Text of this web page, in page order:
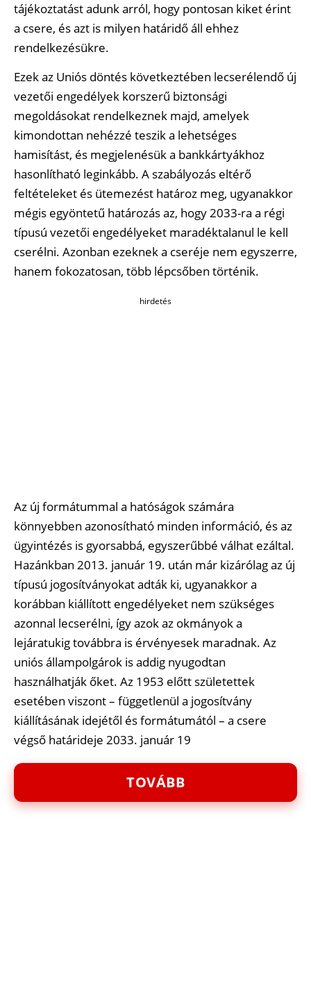
tájékoztatást adunk arról, hogy pontosan kiket érint
a csere, és azt is milyen határidő áll ehhez
rendelkezésükre.
Ezek az Uniós döntés következtében lecserélendő új
vezetői engedélyek korszerű biztonsági
megoldásokat rendelkeznek majd, amelyek
kimondottan nehézzé teszik a lehetséges
hamisítást, és megjelenésük a bankkártyákhoz
hasonlítható leginkább. A szabályozás eltérő
feltételeket és ütemezést határoz meg, ugyanakkor
mégis egyöntetű határozás az, hogy 2033-ra a régi
típusú vezetői engedélyeket maradéktalanul le kell
cserélni. Azonban ezeknek a cseréje nem egyszerre,
hanem fokozatosan, több lépcsőben történik.
hirdetés
Az új formátummal a hatóságok számára
könnyebben azonosítható minden információ, és az
ügyintézés is gyorsabbá, egyszerűbbé válhat ezáltal.
Hazánkban 2013. január 19. után már kizárólag az új
típusú jogosítványokat adták ki, ugyanakkor a
korábban kiállított engedélyeket nem szükséges
azonnal lecserélni, így azok az okmányok a
lejáratukig továbbra is érvényesek maradnak. Az
uniós állampolgárok is addig nyugodtan
használhatják őket. Az 1953 előtt születettek
esetében viszont – függetlenül a jogosítvány
kiállításának idejétől és formátumától – a csere
végső határideje 2033. január 19
TOVÁBB